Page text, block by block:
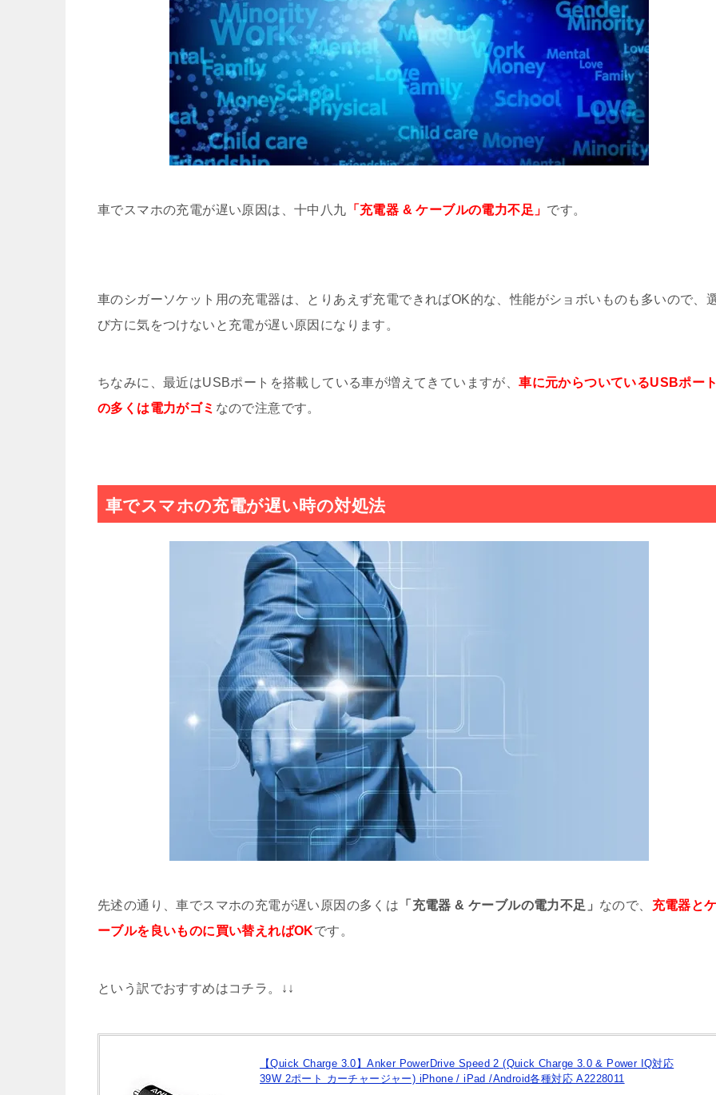
ハロウィン加工アプリ10選!無料おしゃれまとめ
LINEの既読をつけないで読む方法まとめ[iPhone/Android]
iPhone7の防水機能はどこまで大丈夫か調べてみた
Xperiaでスクリーンショットを撮る2つのやり方と保存先まとめ
AndroidスマホでICカードの電子マネー残高を確認する方法
Androidのステータスバーを大きく設定カスタマイズする方法
Xperiaでおサイフケータイが反応しない原因と6つの対処法
Xperia XZをBluetoothでPCに接続・ファイル転送する[Windows10編]
片手で使いづらいiPhone7PlusをAssistiveTouchで10倍使いやすくする方法
idraft(アイドラフト)の評判＆使い方や口コミを徹底調査
Twitterでフォローしてない人から来るいいねの通知をオフにする方法
LINEで背景エフェクトが出ない5つの原因[iPhone/Android]
スマホの割れたガラスフィルムの剥がし方と傷つけないツール
iPhoneのSafariで開いてるタブ一括削除方法!一気に消す
車でスマホの充電が遅い原因は、十中八九 「充電器 & ケーブルの電力不足」 です。
車のシガーソケット用の充電器は、とりあえず充電できればOK的な、性能がショボいものも多いので、
び方に気をつけないと充電が遅い原因になります。
ちなみに、最近はUSBポートを搭載している車が増えてきていますが、車に元からついているUSBポー
の多くは電力がゴミ なので注意です。
車でスマホの充電が遅い時の対処法
先述の通り、車でスマホの充電が遅い原因の多くは 「充電器 & ケーブルの電力不足」 なので、 充電器と
ーブルを良いものに買い替えればOKです。
という訳でおすすめはコチラ。↓↓
【Quick Charge 3.0】Anker PowerDrive Speed 2 (Quick Charge 3.0 & Power IQ対応
39W 2ポート カーチャージャー) iPhone / iPad /Android各種対応 A2228011